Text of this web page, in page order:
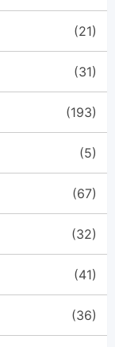
(21)
(31)
(193)
(5)
(67)
(32)
(41)
(36)